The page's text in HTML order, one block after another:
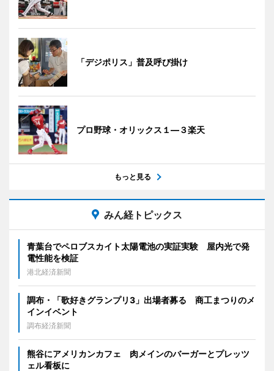
「デジポリス」普及呼び掛け
プロ野球・オリックス１―３楽天
もっと見る
みん経トピックス
青葉台でペロブスカイト太陽電池の実証実験 屋内光で発
電性能を検証
港北経済新聞
調布・「歌好きグランプリ3」出場者募る 商工まつりのメ
インイベント
調布経済新聞
熊谷にアメリカンカフェ 肉メインのバーガーとプレッツ
ェル看板に